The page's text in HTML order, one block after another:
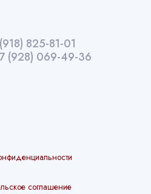
825-81-01
(928) 069-49-36
соглашение